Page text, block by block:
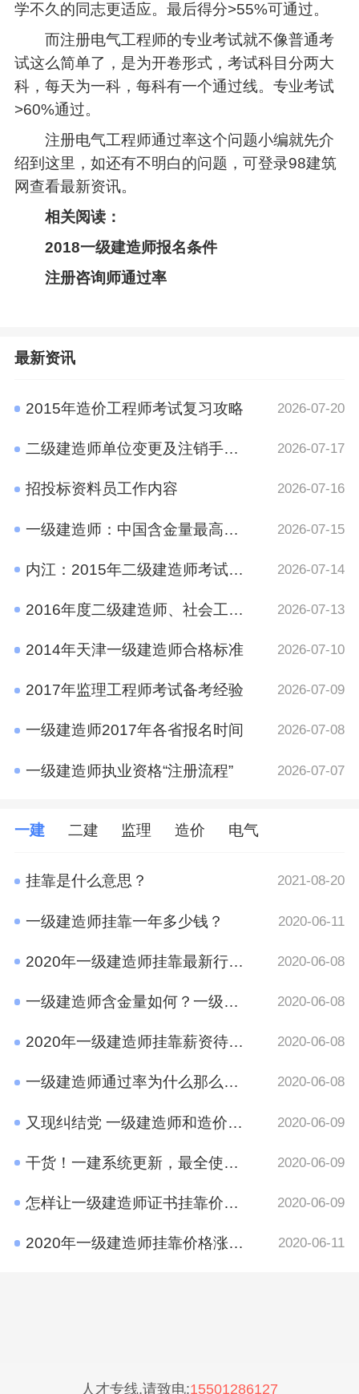
学不久的同志更适应。最后得分>55%可通过。
而注册电气工程师的专业考试就不像普通考
试这么简单了，是为开卷形式，考试科目分两大
科，每天为一科，每科有一个通过线。专业考试
>60%通过。
注册电气工程师通过率这个问题小编就先介
绍到这里，如还有不明白的问题，可登录98建筑
网查看最新资讯。
相关阅读：
2018一级建造师报名条件
注册咨询师通过率
最新资讯
2015年造价工程师考试复习攻略 2026-07-20
二级建造师单位变更及注销手续规定 2026-07-17
招投标资料员工作内容 2026-07-16
一级建造师：中国含金量最高的十大证书之一 2026-07-15
内江：2015年二级建造师考试报名时间通知 2026-07-14
2016年度二级建造师、社会工作者、二级注册计量师、管理咨询师资格考试考后资格审查的公告 2026-07-13
2014年天津一级建造师合格标准 2026-07-10
2017年监理工程师考试备考经验 2026-07-09
一级建造师2017年各省报名时间 2026-07-08
一级建造师执业资格“注册流程” 2026-07-07
一建 二建 监理 造价 电气
挂靠是什么意思？ 2021-08-20
一级建造师挂靠一年多少钱？ 2020-06-11
2020年一级建造师挂靠最新行情 竟然是这样 2020-06-08
一级建造师含金量如何？一级建造师挂靠前景 2020-06-08
2020年一级建造师挂靠薪资待遇如何？ 2020-06-08
一级建造师通过率为什么那么低?原因有哪些呢？ 2020-06-08
又现纠结党 一级建造师和造价工程师考哪个好？ 2020-06-09
干货！一建系统更新，最全使用攻略在这里 2020-06-09
怎样让一级建造师证书挂靠价格​更高？ 2020-06-09
2020年一级建造师挂靠价格涨了吗？ 2020-06-11
人才专线,请致电:15501286127